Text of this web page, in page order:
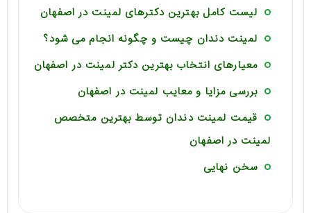
لیست کامل بهترین دکترهای لمینت در اصفهان
لمینت دندان چیست و چگونه انجام می‌ شود؟
معیارهای انتخاب بهترین دکتر لمینت در اصفهان
بررسی مزایا و معایب لمینت در اصفهان
قیمت لمینت دندان توسط بهترین متخصص
لمینت در اصفهان
سخن نهایی